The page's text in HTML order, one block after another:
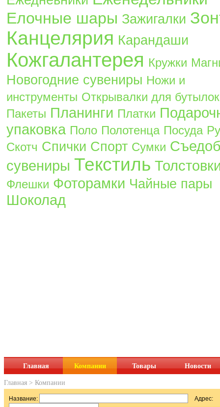
Елочные шары Зажигалки
Канцелярия Карандаши
Кожгалантерея Кружки
Новогодние сувениры Ножи и
инструменты Открывалки для бутылок
Пакеты Планинги Платки
упаковка Поло Полотенца Посуда
Скотч Спички Спорт Сумки
сувениры Текстиль
Флешки Фоторамки Чайные пары
Шоколад
Главная Компании Товары Новости
Главная > Компании
Название: Адрес: